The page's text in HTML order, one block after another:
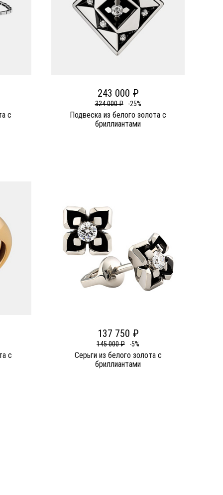
c
243 000 ₽
324 000 ₽ -25%
Подвеска из белого золота c
бриллиантами
c
137 750 ₽
145 000 ₽ -5%
Серьги из белого золота c
бриллиантами